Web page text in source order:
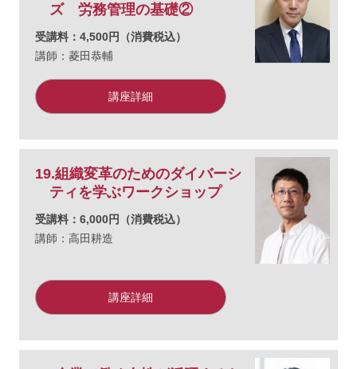
ズ 労務管理の基礎②
受講料：4,500円（消費税込）
講師：菱田恭輔
講座詳細
19.組織変革のためのダイバーシ
ティを学ぶワークショップ
受講料：6,000円（消費税込）
講師：高田耕造
講座詳細